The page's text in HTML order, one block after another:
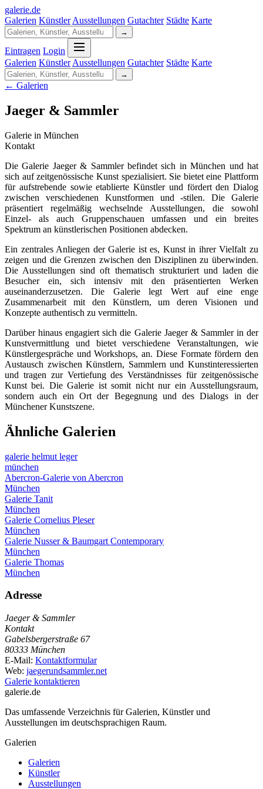
galerie.de
Galerien Künstler Ausstellungen Gutachter Städte Karte
→
Eintragen Login
Galerien Künstler Ausstellungen Gutachter Städte Karte
→
← Galerien
Jaeger & Sammler
Galerie in München
Kontakt
Die Galerie Jaeger & Sammler befindet sich in München und hat
sich auf zeitgenössische Kunst spezialisiert. Sie bietet eine Plattform
für aufstrebende sowie etablierte Künstler und fördert den Dialog
zwischen verschiedenen Kunstformen und -stilen. Die Galerie
präsentiert regelmäßig wechselnde Ausstellungen, die sowohl
Einzel- als auch Gruppenschauen umfassen und ein breites
Spektrum an künstlerischen Positionen abdecken.
Ein zentrales Anliegen der Galerie ist es, Kunst in ihrer Vielfalt zu
zeigen und die Grenzen zwischen den Disziplinen zu überwinden.
Die Ausstellungen sind oft thematisch strukturiert und laden die
Besucher ein, sich intensiv mit den präsentierten Werken
auseinanderzusetzen. Die Galerie legt Wert auf eine enge
Zusammenarbeit mit den Künstlern, um deren Visionen und
Konzepte authentisch zu vermitteln.
Darüber hinaus engagiert sich die Galerie Jaeger & Sammler in der
Kunstvermittlung und bietet verschiedene Veranstaltungen, wie
Künstlergespräche und Workshops, an. Diese Formate fördern den
Austausch zwischen Künstlern, Sammlern und Kunstinteressierten
und tragen zur Vertiefung des Verständnisses für zeitgenössische
Kunst bei. Die Galerie ist somit nicht nur ein Ausstellungsraum,
sondern auch ein Ort der Begegnung und des Dialogs in der
Münchener Kunstszene.
Ähnliche Galerien
galerie helmut leger
münchen
Abercron-Galerie von Abercron
München
Galerie Tanit
München
Galerie Cornelius Pleser
München
Galerie Nusser & Baumgart Contemporary
München
Galerie Thomas
München
Adresse
Jaeger & Sammler
Kontakt
Gabelsbergerstraße 67
80333 München
E-Mail: Kontaktformular
Web: jaegerundsammler.net
Galerie kontaktieren
galerie.de
Das umfassende Verzeichnis für Galerien, Künstler und
Ausstellungen im deutschsprachigen Raum.
Galerien
Galerien
Künstler
Ausstellungen